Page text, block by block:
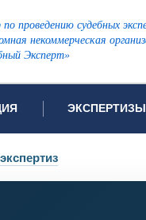
проведению судебных
некоммерческая
Эксперт»
ЭКСПЕРТИЗЫ
всех видов проводимых